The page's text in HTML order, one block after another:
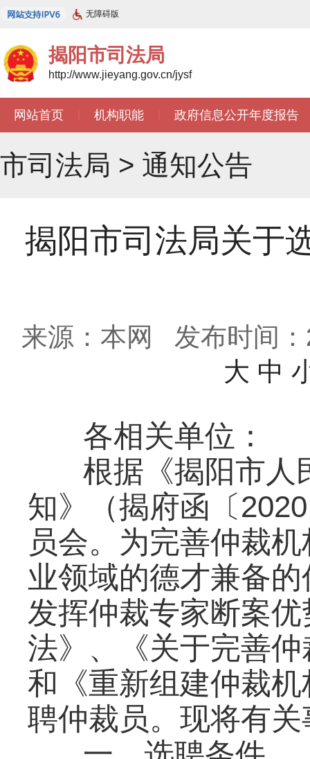
无障碍版
揭阳市司法局
http://www.jieyang.gov.cn/jysf
网站首页 机构职能 政府信息公开年度报告
市司法局 > 通知公告
揭阳市司法局关于
来源：本网
发布时间
大 中
各相关单位：
根据《揭阳市人
知》（揭府函〔
员会。为完善仲裁
业领域的德才兼备
发挥仲裁专家断案
法》、《关于完善
和《重新组建仲裁
聘仲裁员。现将有